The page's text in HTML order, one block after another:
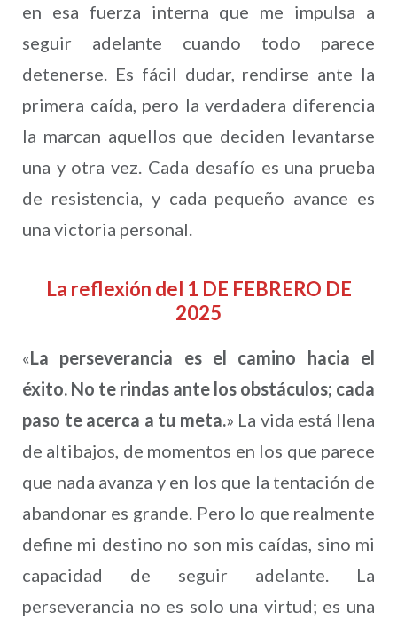
en esa fuerza interna que me impulsa a
seguir adelante cuando todo parece
detenerse. Es fácil dudar, rendirse ante la
primera caída, pero la verdadera diferencia
la marcan aquellos que deciden levantarse
una y otra vez. Cada desafío es una prueba
de resistencia, y cada pequeño avance es
una victoria personal.
La reflexión del 1 DE FEBRERO DE
2025
«La perseverancia es el camino hacia el
éxito. No te rindas ante los obstáculos; cada
paso te acerca a tu meta.» La vida está llena
de altibajos, de momentos en los que parece
que nada avanza y en los que la tentación de
abandonar es grande. Pero lo que realmente
define mi destino no son mis caídas, sino mi
capacidad de seguir adelante. La
perseverancia no es solo una virtud; es una